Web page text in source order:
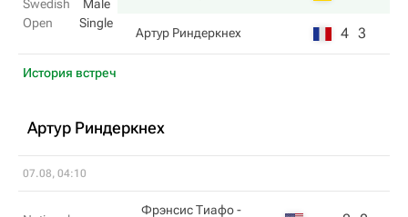
Swedish
Open
Male
Single
Артур Риндеркнех 4 3
История встреч
Артур Риндеркнех
07.08, 04:10
Фрэнсис Тиафо-